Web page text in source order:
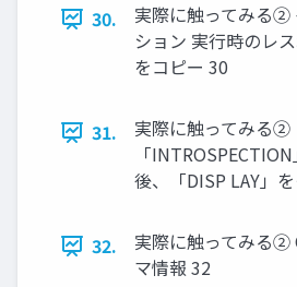
30.
実際に触ってみる②
ション 実⾏時のレ
をコピー 30
31.
実際に触ってみる②
「
後、「DISP LAY」
32.
実際に触ってみる②
マ情報 32